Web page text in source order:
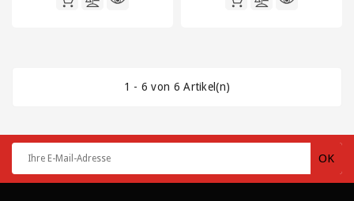
Dokumententaschen
Wellpappe
auf
Rollen
und
1 - 6 von 6 Artikel(n)